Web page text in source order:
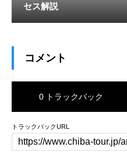
セス解説
コメント
0 トラックバック
トラックバックURL